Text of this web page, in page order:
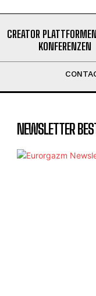
CREATOR PLATTFORMEN
KONFERENZEN
NEWSLETTER